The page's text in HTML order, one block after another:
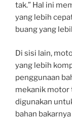
tak.” Hal ini
yang lebih
buang yang
Di sisi lain,
yang lebih
penggunaan
mekanik motor
digunakan
bahan